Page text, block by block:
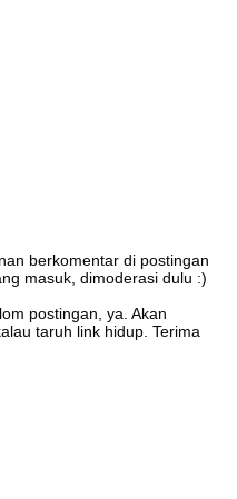
berkomentar di postingan
masuk, dimoderasi dulu :)
postingan, ya. Akan
taruh link hidup. Terima